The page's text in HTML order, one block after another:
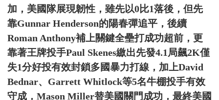
加，美國隊展現韌性，雖先以0比1落後，但先
靠Gunnar Henderson的陽春彈追平，後續
Roman Anthony補上關鍵全壘打成功超前，更
靠著王牌投手Paul Skenes繳出先發4.1局飆2K僅
失1分好投有效封鎖多國暴力打線，加上David
Bednar、Garrett Whitlock等5名牛棚投手有效
守成，Mason Miller替美國關門成功，最終美國